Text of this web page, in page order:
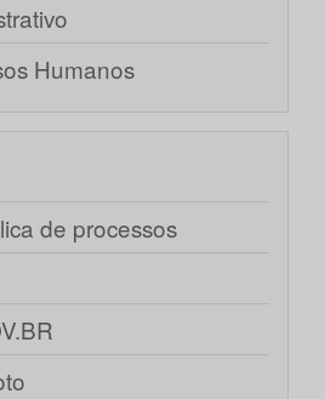
Humanos
de processos